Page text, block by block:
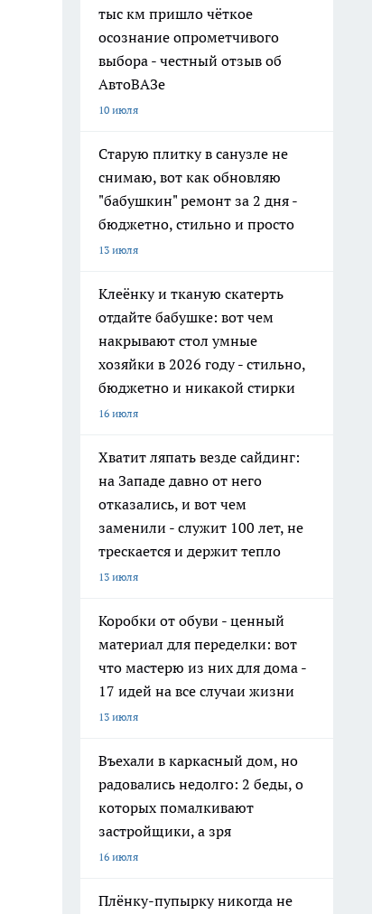
тыс км пришло чёткое
осознание опрометчивого
выбора - честный отзыв об
АвтоВАЗе
10 июля
Старую плитку в санузле не
снимаю, вот как обновляю
"бабушкин" ремонт за 2 дня -
бюджетно, стильно и просто
13 июля
Клеёнку и тканую скатерть
отдайте бабушке: вот чем
накрывают стол умные
хозяйки в 2026 году - стильно,
бюджетно и никакой стирки
16 июля
Хватит ляпать везде сайдинг:
на Западе давно от него
отказались, и вот чем
заменили - служит 100 лет, не
трескается и держит тепло
13 июля
Коробки от обуви - ценный
материал для переделки: вот
что мастерю из них для дома -
17 идей на все случаи жизни
13 июля
Въехали в каркасный дом, но
радовались недолго: 2 беды, о
которых помалкивают
застройщики, а зря
16 июля
Плёнку-пупырку никогда не